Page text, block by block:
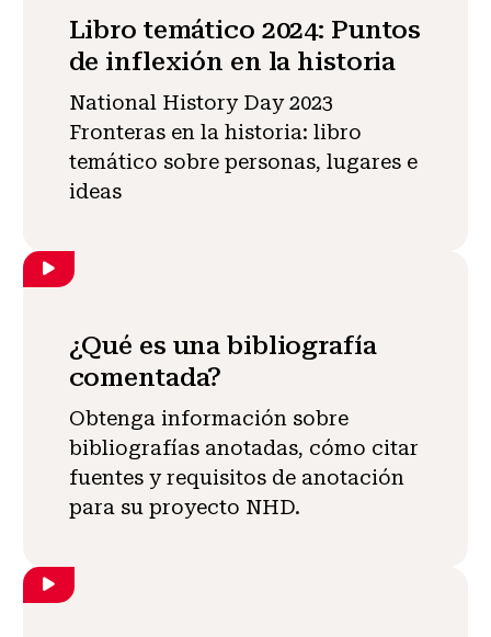
Libro temático 2024: Puntos
de inflexión en la historia
National History Day 2023
Fronteras en la historia: libro
temático sobre personas, lugares e
ideas
¿Qué es una bibliografía
comentada?
Obtenga información sobre
bibliografías anotadas, cómo citar
fuentes y requisitos de anotación
para su proyecto NHD.